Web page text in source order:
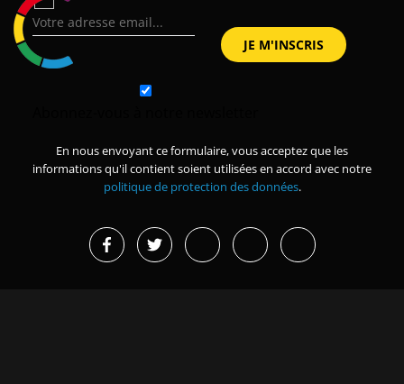
En nous envoyant ce formulaire, vous acceptez que les
informations qu'il contient soient utilisées en accord avec notre
politique de protection des données.